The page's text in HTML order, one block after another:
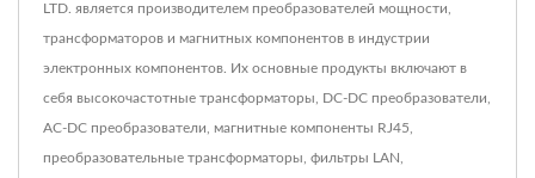
LTD. является производителем преобразователей мощности,
трансформаторов и магнитных компонентов в индустрии
электронных компонентов. Их основные продукты включают в
себя высокочастотные трансформаторы, DC-DC преобразователи,
AC-DC преобразователи, магнитные компоненты RJ45,
преобразовательные трансформаторы, фильтры LAN,